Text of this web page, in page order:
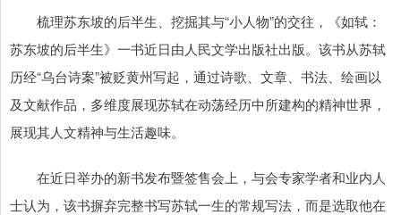
梳理苏东坡的后半生、挖掘其与“小人物”的交往，《如轼：
苏东坡的后半生》一书近日由人民文学出版社出版。该书从苏轼
历经“乌台诗案”被贬黄州写起，通过诗歌、文章、书法、绘画以
及文献作品，多维度展现苏轼在动荡经历中所建构的精神世界，
展现其人文精神与生活趣味。
在近日举办的新书发布暨签售会上，与会专家学者和业内人
士认为，该书摒弃完整书写苏轼一生的常规写法，而是选取他在